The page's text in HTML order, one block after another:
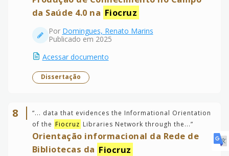
da Saúde 4.0 na Fiocruz
Por Domingues, Renato Marins
Publicado em 2025
Acessar documento
Dissertação
8 “... data that evidences the Informational Orientation
of the Fiocruz Libraries Network through the...”
Orientação informacional da Rede de
Bibliotecas da Fiocruz